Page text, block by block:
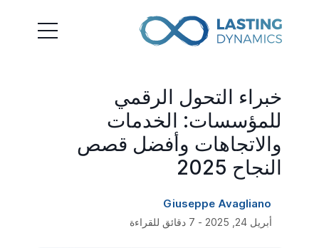
خبراء التحول الرقمي
للمؤسسات: الخدمات
والاتجاهات وأفضل قصص
النجاح 2025
Giuseppe Avagliano
أبريل 24, 2025 - 7 دقائق للقراءة